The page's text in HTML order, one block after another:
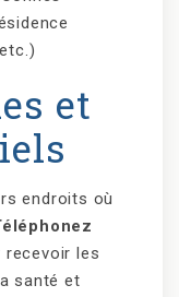
et
endroits où
recevoir les
santé et